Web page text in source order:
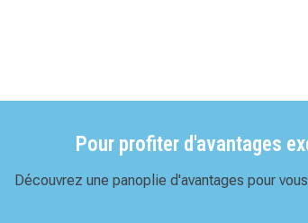
Pour profiter d'avantages
Découvrez une panoplie d'avantages pour